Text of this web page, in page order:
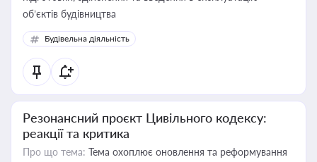
об’єктів будівництва
Будівельна діяльність
Резонансний проєкт Цивільного кодексу:
реакції та критика
Про що тема: Тема охоплює оновлення та реформування